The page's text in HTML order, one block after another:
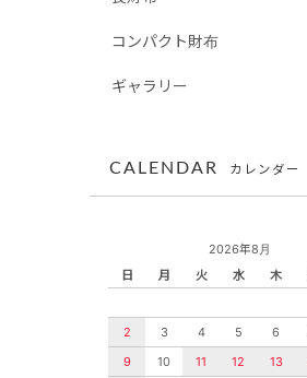
コンパクト財布
ギャラリー
CALENDAR カレンダー
2026年8月
日
月 火 水 木
2
3 4 5 6
9
10 11 12 13